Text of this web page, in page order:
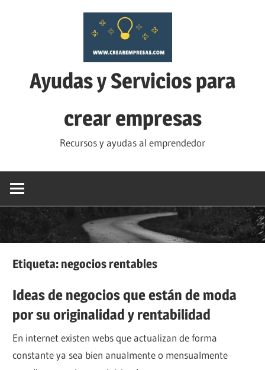
Ayudas y Servicios para
crear empresas
Recursos y ayudas al emprendedor
Etiqueta:negocios rentables
Ideas de negocios que están de moda
por su originalidad y rentabilidad
En internet existen webs que actualizan de forma
constante ya sea bien anualmente o mensualmente